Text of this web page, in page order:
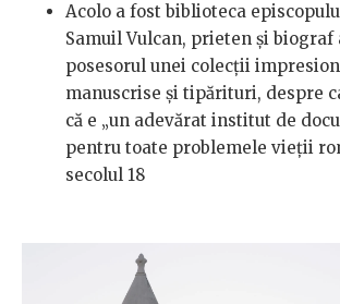
Acolo a fost biblioteca
Samuil Vulcan, prieten și biograf
posesorul unei colecții
manuscrise și tipărituri, despre
că e „un adevărat institut de
pentru toate problemele vieţii
secolul 18